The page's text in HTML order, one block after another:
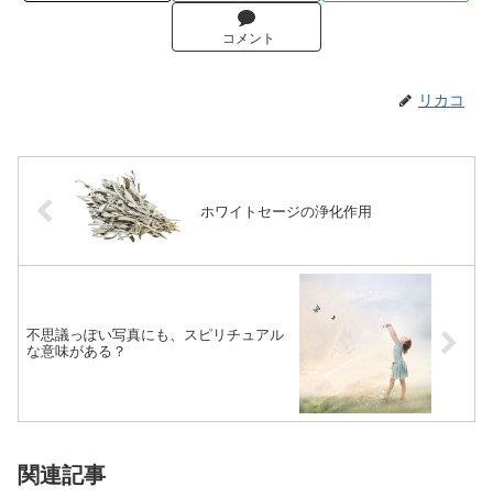
コメント
リカコ
ホワイトセージの浄化作用
不思議っぽい写真にも、スピリチュアル
な意味がある？
関連記事